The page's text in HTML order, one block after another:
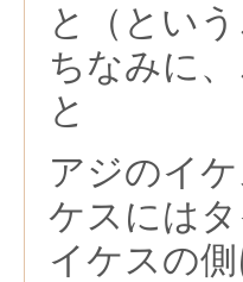
と（とい
ちなみに
と
アジのイ
ケスには
イケスの